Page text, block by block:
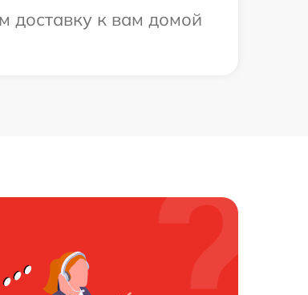
доставку к вам домой